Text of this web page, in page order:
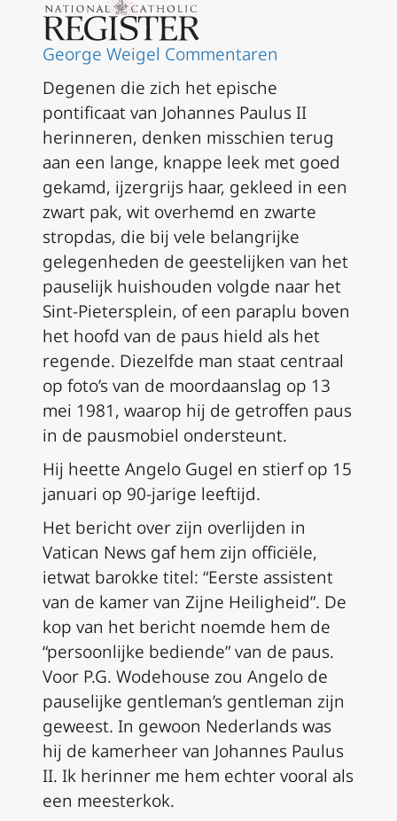
George Weigel Commentaren
Degenen die zich het epische
pontificaat van Johannes Paulus II
herinneren, denken misschien terug
aan een lange, knappe leek met goed
gekamd, ijzergrijs haar, gekleed in een
zwart pak, wit overhemd en zwarte
stropdas, die bij vele belangrijke
gelegenheden de geestelijken van het
pauselijk huishouden volgde naar het
Sint-Pietersplein, of een paraplu boven
het hoofd van de paus hield als het
regende. Diezelfde man staat centraal
op foto’s van de moordaanslag op 13
mei 1981, waarop hij de getroffen paus
in de pausmobiel ondersteunt.
Hij heette Angelo Gugel en stierf op 15
januari op 90-jarige leeftijd.
Het bericht over zijn overlijden in
Vatican News gaf hem zijn officiële,
ietwat barokke titel: “Eerste assistent
van de kamer van Zijne Heiligheid”. De
kop van het bericht noemde hem de
“persoonlijke bediende” van de paus.
Voor P.G. Wodehouse zou Angelo de
pauselijke gentleman’s gentleman zijn
geweest. In gewoon Nederlands was
hij de kamerheer van Johannes Paulus
II. Ik herinner me hem echter vooral als
een meesterkok.